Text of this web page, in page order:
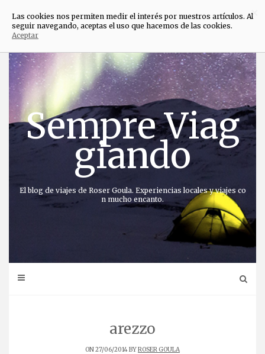
Saltar
contenido
Sempre Viag
giando
El blog de viajes de Roser Goula. Experiencias locales y viajes co
n mucho encanto.
arezzo
ON 27/06/2014 BYROSER GOULA
×
Las cookies nos permiten medir el interés por nuestros artículos. Al
seguir navegando, aceptas el uso que hacemos de las cookies.
Aceptar